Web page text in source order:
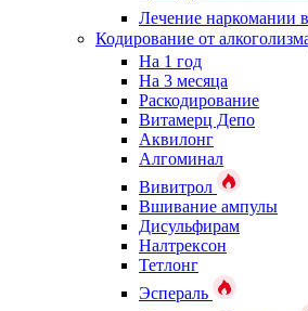
Лечение наркомании
Кодирование от
На 1 год
На 3 месяца
Раскодирование
Витамерц Депо
Аквилонг
Алгоминал
Вивитрол
Вшивание ампулы
Дисульфирам
Налтрексон
Тетлонг
Эспераль